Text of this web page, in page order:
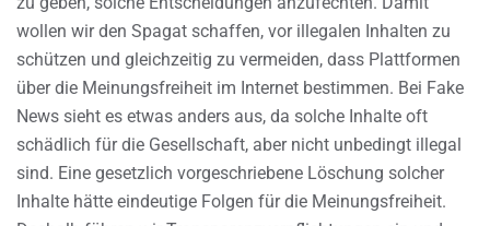
wollen wir den Spagat schaffen, vor illegalen Inhalten zu
schützen und gleichzeitig zu vermeiden, dass Plattformen
über die Meinungsfreiheit im Internet bestimmen. Bei Fake
News sieht es etwas anders aus, da solche Inhalte oft
schädlich für die Gesellschaft, aber nicht unbedingt illegal
sind. Eine gesetzlich vorgeschriebene Löschung solcher
Inhalte hätte eindeutige Folgen für die Meinungsfreiheit.